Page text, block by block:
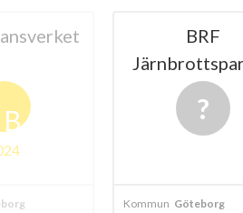
B
BRF
Kommun Göteborg